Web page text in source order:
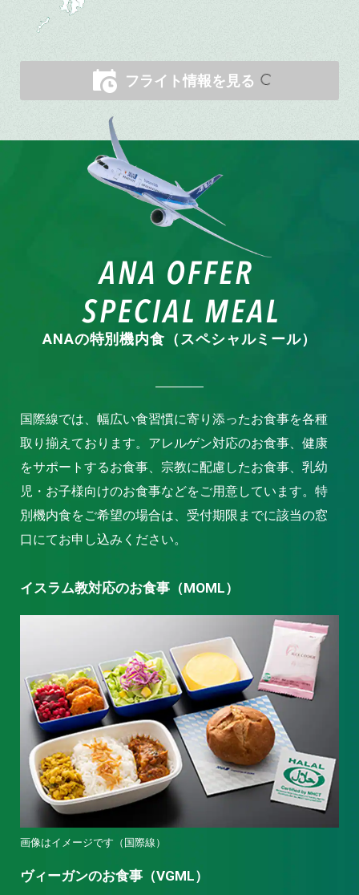
フライト情報を見る
ANAの特別機内食（スペシャルミール）
国際線では、幅広い食習慣に寄り添ったお食事を各種
取り揃えております。アレルゲン対応のお食事、健康
をサポートするお食事、宗教に配慮したお食事、乳幼
児・お子様向けのお食事などをご用意しています。特
別機内食をご希望の場合は、受付期限までに該当の窓
口にてお申し込みください。
イスラム教対応のお食事（MOML）
画像はイメージです（国際線）
ヴィーガンのお食事（VGML）